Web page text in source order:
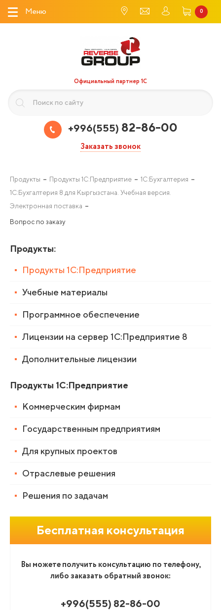
Меню 0
Официальный партнер 1С
+996(555) 82-86-00
Заказать звонок
Продукты Продукты 1С:Предприятие
1С:Бухгалтерия
1С:Бухгалтерия 8 для Кыргызстана. Учебная версия.
Электронная поставка
Вопрос по заказу
Продукты:
Продукты 1С:Предприятие
Учебные материалы
Программное обеспечение
Лицензии на сервер 1С:Предприятие 8
Дополнительные лицензии
Продукты 1С:Предприятие
Коммерческим фирмам
Государственным предприятиям
Для крупных проектов
Отраслевые решения
Решения по задачам
Бесплатная консультация
Вы можете получить консультацию по телефону,
либо заказать обратный звонок:
+996(555) 82-86-00